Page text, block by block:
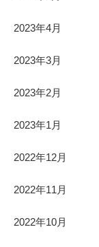
2023年4月
2023年3月
2023年2月
2023年1月
2022年12月
2022年11月
2022年10月